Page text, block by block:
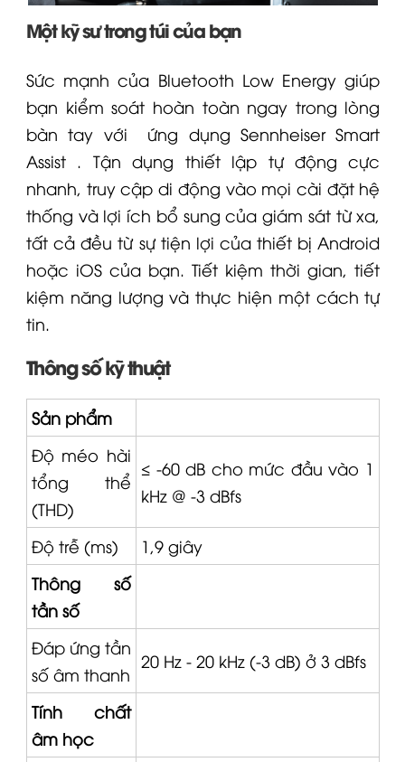
Một kỹ sư trong túi của bạn
Sức mạnh của Bluetooth Low Energy giúp
bạn kiểm soát hoàn toàn ngay trong lòng
bàn tay với ứng dụng Sennheiser Smart
Assist. Tận dụng thiết lập tự động cực
nhanh, truy cập di động vào mọi cài đặt hệ
thống và lợi ích bổ sung của giám sát từ xa,
tất cả đều từ sự tiện lợi của thiết bị Android
hoặc iOS của bạn. Tiết kiệm thời gian, tiết
kiệm năng lượng và thực hiện một cách tự
tin.
Thông số kỹ thuật
Sản phẩm
Độ méo hài
tổng thể
(THD)
≤ -60 dB cho mức đầu vào 1
kHz @ -3 dBfs
Độ trễ (ms)
1,9 giây
Thông số
tần số
Đáp ứng tần
số âm thanh
20 Hz - 20 kHz (-3 dB) ở 3 dBfs
Tính chất
âm học